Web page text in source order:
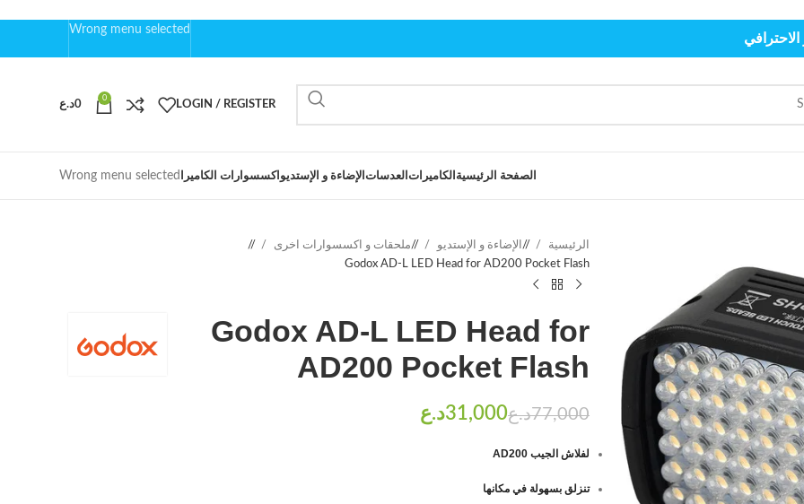
Wrong menu selected
LOGIN / REGISTER
0
0د.ع
الصفحة الرئيسية الكاميرات العدسات الإضاءة و الإستديو اكسسوارات الكاميرا Wrong menu selected
الرئيسية / الإضاءة و الإستديو / ملحقات و اكسسوارات اخرى
/
Godox AD-L LED Head for AD200 Pocket Flash
Godox AD-L LED Head for
AD200 Pocket Flash
د.ع د.ع
لفلاش الجيب AD200
تنزلق بسهولة في مكانها